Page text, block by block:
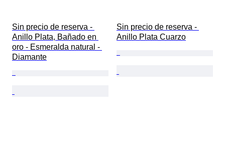
Sin precio de reserva -
Anillo Plata, Bañado en
oro - Esmeralda natural -
Diamante
Sin precio de reserva -
Anillo Plata Cuarzo